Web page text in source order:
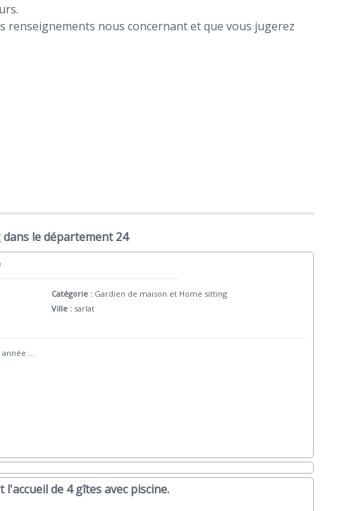
nous concernant et que vous jugerez
le département 24
Catégorie : Gardien de maison et Home sitting
Ville : sarlat
...
de 4 gîtes avec piscine.